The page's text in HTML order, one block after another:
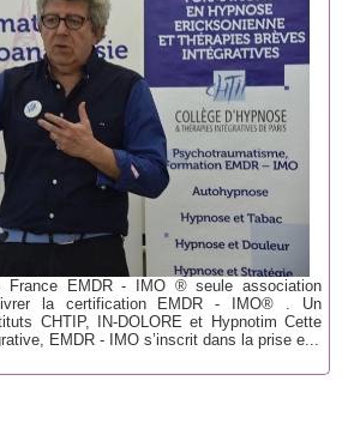
France EMDR - IMO ® seule association
la certification EMDR - IMO® . Un
CHTIP, IN-DOLORE et Hypnotim Cette
EMDR - IMO s’inscrit dans la prise e...